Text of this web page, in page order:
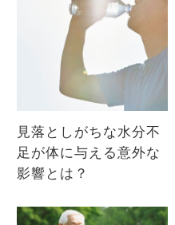
見落としがちな水分不
足が体に与える意外な
影響とは？